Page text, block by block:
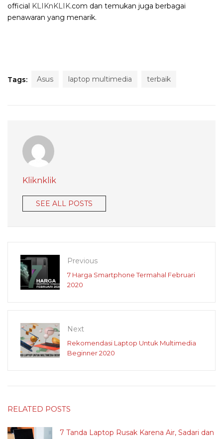
official KLIKnKLIK.com dan temukan juga berbagai
penawaran yang menarik.
Tags: Asus laptop multimedia terbaik
Kliknklik
SEE ALL POSTS
Previous
7 Harga Smartphone Termahal Februari
2020
Next
Rekomendasi Laptop Untuk Multimedia
Beginner 2020
RELATED POSTS
7 Tanda Laptop Rusak Karena Air, Sadari dan